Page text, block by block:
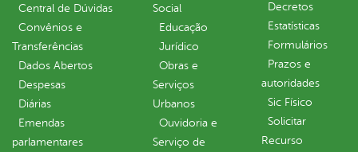
Central de Dúvidas
Convênios e
Transferências
Dados Abertos
Despesas
Diárias
Emendas
parlamentares
Social
Educação
Jurídico
Obras e
Serviços
Urbanos
Ouvidoria e
Serviço de
Decretos
Estatísticas
Formulários
Prazos e
autoridades
Sic Físico
Solicitar
Recurso